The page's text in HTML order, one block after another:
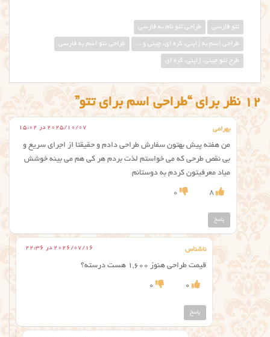
تتو فارسی طراحي تتو نام به فارسي
طراحی اسم به ژاپنی، کره ای، چینی و ... طراحی تتو اسم به فارسی
طرح تتو چینی، ژاپنی، کره ای
12 نظر برای “طراحی اسم برای تتو”
بهرامی 2025/10/07 در 15:02
من هفته پیش بهتون سفارش طراحی دادم و حقیقتا از اجرای سریع و
بی نقص طرحی که می خواستم لذت بردم هر کی هم می بینه خوشش
میاد معرفیتون کردم به دوستانم
8
0
پاسخ
ناشناس 2026/07/16 در 22:36
قیمت طراحی هنوز ۱,۶۰۰ هست درسته؟
0
0
پاسخ